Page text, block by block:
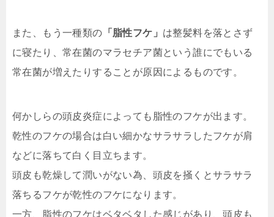
また、もう一種類の 「脂性フケ」 は整髪料を落とさず
に寝たり、常在菌のマラセチア菌という誰にでもいる
常在菌が増えたりすることが原因によるものです。
何かしらの頭皮炎症によっても脂性のフケが出ます。
乾性のフケの場合は白い細かなサラサラしたフケが肩
などに落ちて白く目立ちます。
頭皮も乾燥して潤いがない為、頭皮を掻くとサラサラ
落ちるフケが乾性のフケになります。
一方、脂性のフケはベタベタした感じがあり、頭皮も